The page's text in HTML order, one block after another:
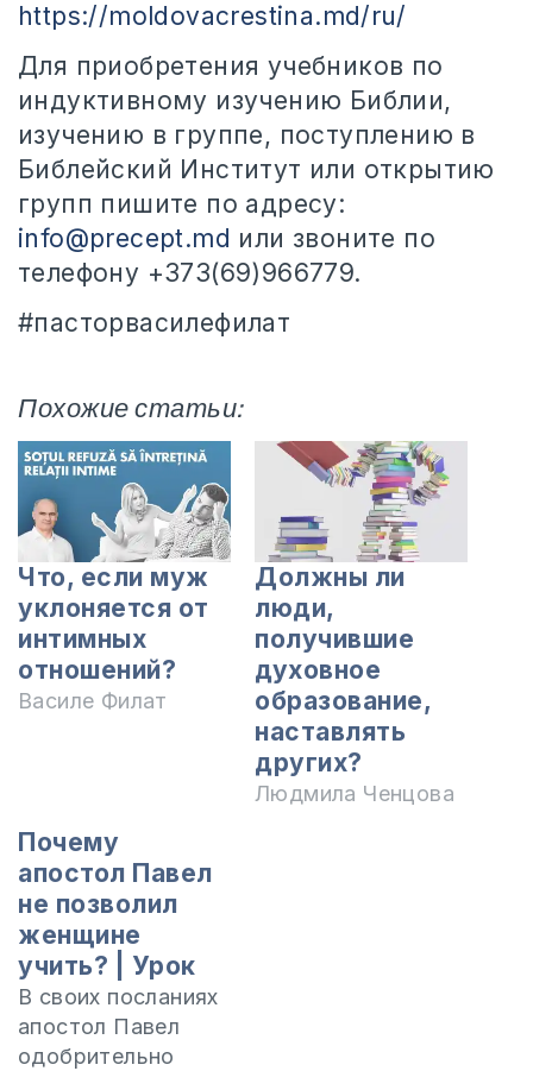
https://moldovacrestina.md/ru/
Для приобретения учебников по
индуктивному изучению Библии,
изучению в группе, поступлению в
Библейский Институт или открытию
групп пишите по адресу:
info@precept.md или звоните по
телефону +373(69)966779.
#пасторвасилефилат
Похожие статьи:
Что, если муж
уклоняется от
интимных
отношений?
Василе Филат
Должны ли
люди,
получившие
духовное
образование,
наставлять
других?
Людмила Ченцова
Почему
апостол Павел
не позволил
женщине
учить? | Урок
В своих посланиях
апостол Павел
одобрительно